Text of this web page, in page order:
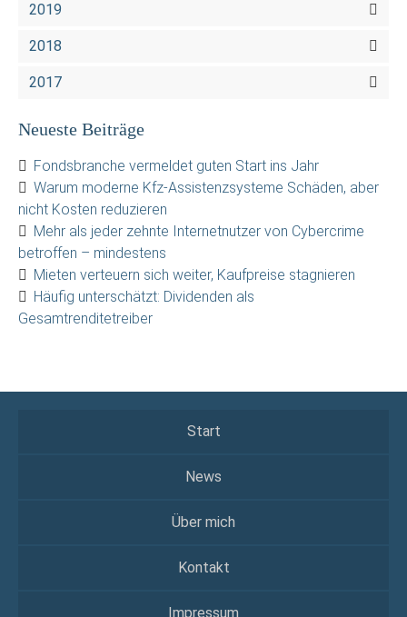
2019
2018
2017
Neueste Beiträge
Fondsbranche vermeldet guten Start ins Jahr
Warum moderne Kfz-Assistenzsysteme Schäden, aber
nicht Kosten reduzieren
Mehr als jeder zehnte Internetnutzer von Cybercrime
betroffen – mindestens
Mieten verteuern sich weiter, Kaufpreise stagnieren
Häufig unterschätzt: Dividenden als
Gesamtrenditetreiber
Start
News
Über mich
Kontakt
Impressum